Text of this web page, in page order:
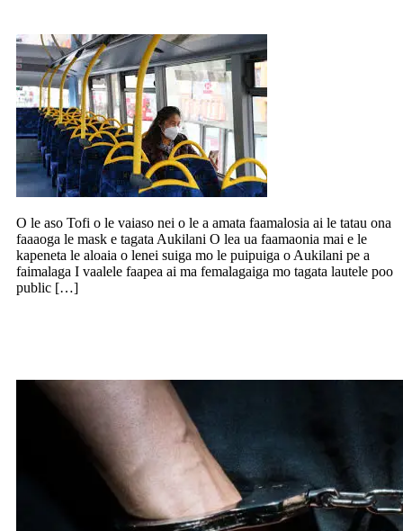
O le aso Tofi o le vaiaso nei o le a amata faamalosia ai le tatau ona
faaaoga le mask e tagata Aukilani O lea ua faamaonia mai e le
kapeneta le aloaia o lenei suiga mo le puipuiga o Aukilani pe a
faimalaga I vaalele faapea ai ma femalagaiga mo tagata lautele poo
public […]